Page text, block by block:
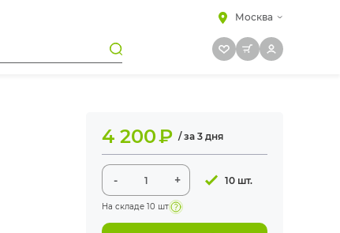
Москва
4 200₽ / за 3 дня
- + 10 шт.
На складе 10 шт